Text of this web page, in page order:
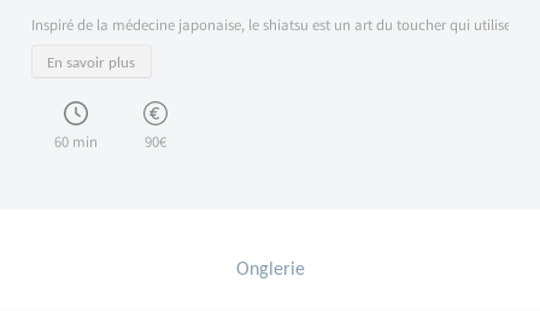
Inspiré de la médecine japonaise, le shiatsu est un art du toucher qui utilise
En savoir plus
60 min 90€
Onglerie